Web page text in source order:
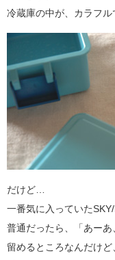
冷蔵庫の中が、カラフル
だけど…
一番気に入っていた
普通だったら、「あー
留めるところなんだけど